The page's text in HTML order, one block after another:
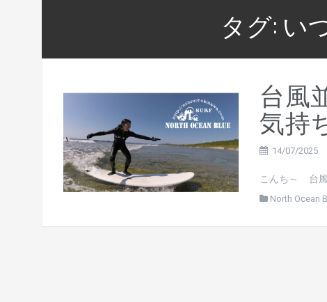
タグ: い
台風
気持
14/07/2025
こんち～ 台風
North Ocean